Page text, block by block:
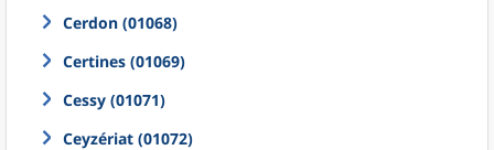
Cerdon (01068)
Certines (01069)
Cessy (01071)
Ceyzériat (01072)